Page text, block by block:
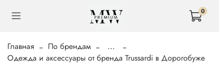
0
Главная По брендам
...
Одежда и аксессуары от бренда Trussardi в Дорогобуже